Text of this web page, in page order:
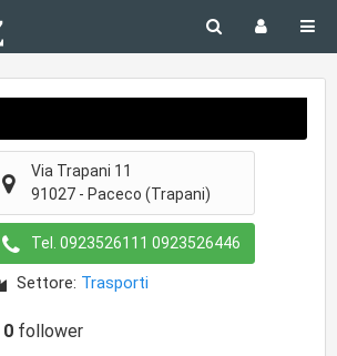
Via Trapani 11
91027 - Paceco (Trapani)
Tel. 0923526111 0923526446
Settore: Trasporti
0 follower